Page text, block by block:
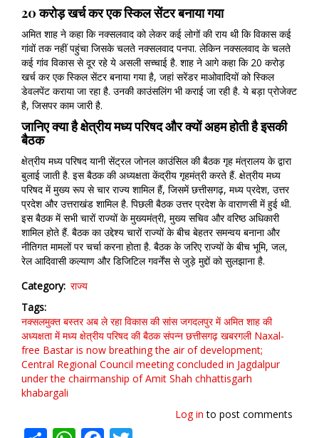
20 करोड़ खर्च कर एक स्किल सेंटर बनाया गया
अमित शाह ने कहा कि नक्सलवाद को लेकर कई लोगों की राय थी कि विकास कई
गांवों तक नहीं पहुंचा जिसके चलते नक्सलवाद पनपा. लेकिन नक्सलवाद के चलते
कई गांव विकास से दूर रहे ये असली सच्चाई है. शाह ने आगे कहा कि 20 करोड़
खर्च कर एक स्किल सेंटर बनाया गया है, जहां सरेंडर माओवादियों को स्किल
डेवलपेंट कराया जा रहा है. उनकी काउंसलिंग भी कराई जा रही है. ये बड़ा प्रोजेक्ट
है, जिसपर काम जारी है.
जानिए क्या है क्षेत्रीय मध्य परिषद और क्यों अहम होती है इसकी
बैठक
क्षेत्रीय मध्य परिषद यानी सेंट्रल जोनल काउंसिल की बैठक गृह मंत्रालय के द्वारा
बुलाई जाती है. इस बैठक की अध्यक्षता केंद्रीय गृहमंत्री करते हैं. क्षेत्रीय मध्य
परिषद में मुख्य रूप से चार राज्य शामिल हैं, जिसमें छत्तीसगढ़, मध्य प्रदेश, उत्तर
प्रदेश और उत्तराखंड शामिल है. पिछली बैठक उत्तर प्रदेश के वाराणसी में हुई थी.
इस बैठक में सभी चारों राज्यों के मुख्यमंत्री, मुख्य सचिव और वरिष्ठ अधिकारी
शामिल होते हैं. बैठक का उद्देश्य चारों राज्यों के बीच बेहतर समन्वय बनाना और
नीतिगत मामलों पर चर्चा करना होता है. बैठक के जरिए राज्यों के बीच भूमि, जल,
रेल आदिवासी कल्याण और डिजिटिल गवर्नेंस से जुड़े मुद्दों को सुलझाना है.
Category राज्य
Tags
नक्सलमुक्त बस्तर अब ले रहा विकास की सांस जगदलपुर में अमित शाह की
अध्यक्षता में मध्य क्षेत्रीय परिषद की बैठक संपन्न छत्तीसगढ़ खबरगली Naxal-
free Bastar is now breathing the air of development;
Central Regional Council meeting concluded in Jagdalpur
under the chairmanship of Amit Shah chhattisgarh
khabargali
Log in to post comments